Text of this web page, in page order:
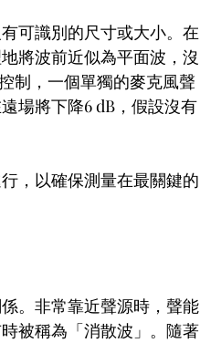
可識別的尺寸或大小。在
將波前近似為平面波，沒
制，一個單獨的麥克風聲
場將下降6 dB，假設沒有
，以確保測量在最關鍵的
。非常靠近聲源時，聲能
被稱為「消散波」。隨著